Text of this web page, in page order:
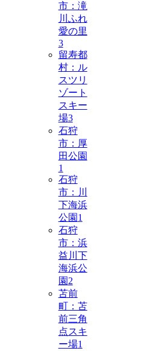
市：滝
川ふれ
愛の里
3
留寿都
村：ル
スツリ
ゾート
スキー
場3
石狩
市：厚
田公園
1
石狩
市：川
下海浜
公園 1
石狩
市：浜
益川下
海浜公
園 2
苫前
町：苫
前三角
点スキ
ー場1